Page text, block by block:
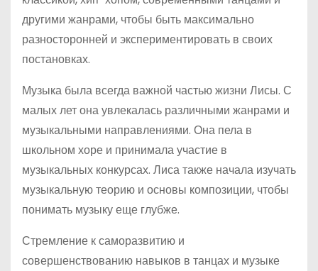
другими жанрами, чтобы быть максимально
разносторонней и экспериментировать в своих
постановках.
Музыка была всегда важной частью жизни Лисы. С
малых лет она увлекалась различными жанрами и
музыкальными направлениями. Она пела в
школьном хоре и принимала участие в
музыкальных конкурсах. Лиса также начала изучать
музыкальную теорию и основы композиции, чтобы
понимать музыку еще глубже.
Стремление к саморазвитию и
совершенствованию навыков в танцах и музыке